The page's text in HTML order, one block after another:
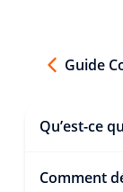
Guide
Qu’est-ce
Comment